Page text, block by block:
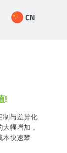
CN
!
制与差异化
幅增加，
本快速攀